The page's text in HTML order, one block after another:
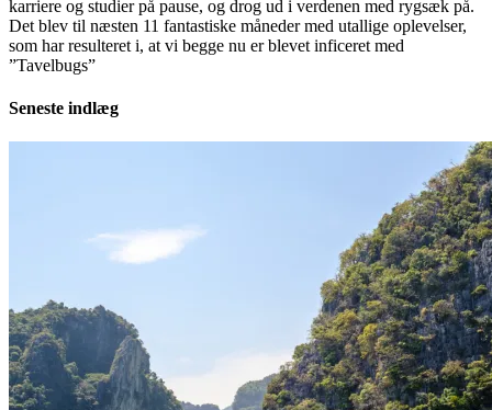
karriere og studier på pause, og drog ud i verdenen med rygsæk på.
Det blev til næsten 11 fantastiske måneder med utallige oplevelser,
som har resulteret i, at vi begge nu er blevet inficeret med
”Tavelbugs”
Seneste indlæg